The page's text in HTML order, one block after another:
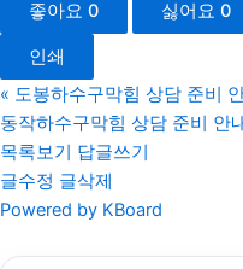
좋아요 0 싫어요 0
인쇄
« 도봉하수구막힘 상담 준비
동작하수구막힘 상담 준비 안
목록보기
답글쓰기
글수정 글삭제
Powered by KBoard